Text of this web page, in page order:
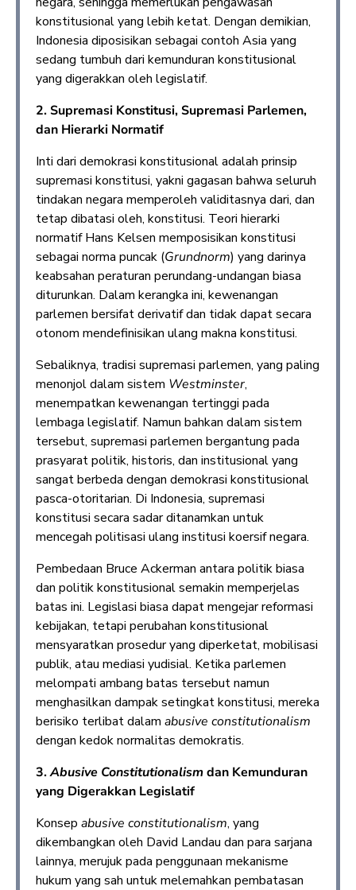
konstitusional yang lebih ketat. Dengan demikian,
Indonesia diposisikan sebagai contoh Asia yang
sedang tumbuh dari kemunduran konstitusional
yang digerakkan oleh legislatif.
2. Supremasi Konstitusi, Supremasi Parlemen,
dan Hierarki Normatif
Inti dari demokrasi konstitusional adalah prinsip
supremasi konstitusi, yakni gagasan bahwa seluruh
tindakan negara memperoleh validitasnya dari, dan
tetap dibatasi oleh, konstitusi. Teori hierarki
normatif Hans Kelsen memposisikan konstitusi
sebagai norma puncak (Grundnorm) yang darinya
keabsahan peraturan perundang-undangan biasa
diturunkan. Dalam kerangka ini, kewenangan
parlemen bersifat derivatif dan tidak dapat secara
otonom mendefinisikan ulang makna konstitusi.
Sebaliknya, tradisi supremasi parlemen, yang paling
menonjol dalam sistem Westminster,
menempatkan kewenangan tertinggi pada
lembaga legislatif. Namun bahkan dalam sistem
tersebut, supremasi parlemen bergantung pada
prasyarat politik, historis, dan institusional yang
sangat berbeda dengan demokrasi konstitusional
pasca-otoritarian. Di Indonesia, supremasi
konstitusi secara sadar ditanamkan untuk
mencegah politisasi ulang institusi koersif negara.
Pembedaan Bruce Ackerman antara politik biasa
dan politik konstitusional semakin memperjelas
batas ini. Legislasi biasa dapat mengejar reformasi
kebijakan, tetapi perubahan konstitusional
mensyaratkan prosedur yang diperketat, mobilisasi
publik, atau mediasi yudisial. Ketika parlemen
melompati ambang batas tersebut namun
menghasilkan dampak setingkat konstitusi, mereka
berisiko terlibat dalam abusive constitutionalism
dengan kedok normalitas demokratis.
3.Abusive Constitutionalismdan Kemunduran
yang Digerakkan Legislatif
Konsep abusive constitutionalism, yang
dikembangkan oleh David Landau dan para sarjana
lainnya, merujuk pada penggunaan mekanisme
hukum yang sah untuk melemahkan pembatasan